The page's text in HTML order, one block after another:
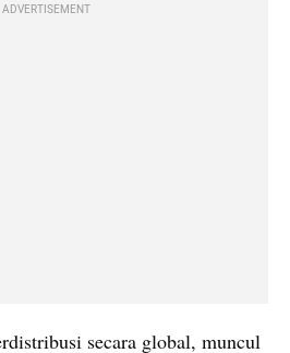
ADVERTISEMENT
secara global, muncul